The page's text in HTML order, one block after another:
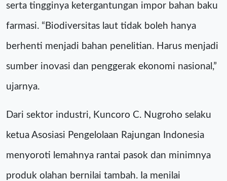
serta tingginya ketergantungan impor bahan baku
farmasi. “Biodiversitas laut tidak boleh hanya
berhenti menjadi bahan penelitian. Harus menjadi
sumber inovasi dan penggerak ekonomi nasional,”
ujarnya.
Dari sektor industri, Kuncoro C. Nugroho selaku
ketua Asosiasi Pengelolaan Rajungan Indonesia
menyoroti lemahnya rantai pasok dan minimnya
produk olahan bernilai tambah. Ia menilai